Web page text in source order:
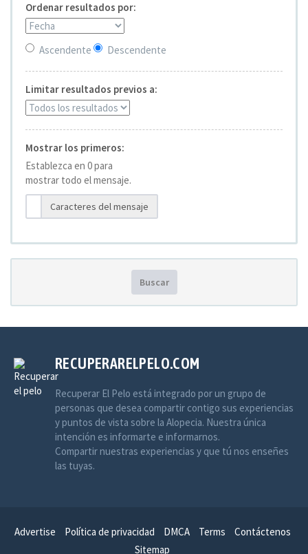
Ordenar resultados por:
Ascendente Descendente
Limitar resultados previos a:
Mostrar los primeros:
Establezca en 0 para
mostrar todo el mensaje.
Caracteres del mensaje
Buscar
RECUPERARELPELO.COM
Recuperar El Pelo está integrado por un grupo de
personas que desea compartir contigo sus experiencias
y puntos de vista sobre la Alopecia. Nuestra única
intención es informarte e informarnos.
Compartir nuestras experiencias y que tú nos enseñes
las tuyas.
Advertise Política de privacidad DMCA Terms
Contáctenos
Sitemap